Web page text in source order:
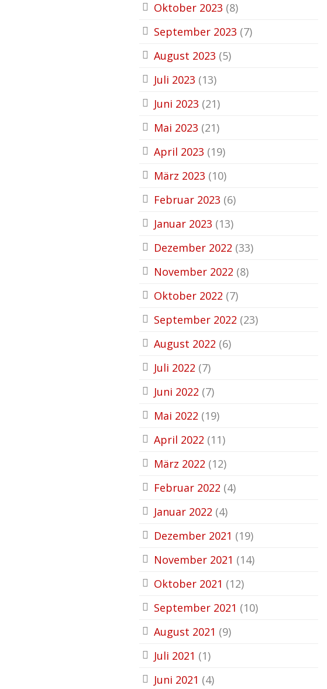
Oktober 2023 (8)
September 2023 (7)
August 2023 (5)
Juli 2023 (13)
Juni 2023 (21)
Mai 2023 (21)
April 2023 (19)
März 2023 (10)
Februar 2023 (6)
Januar 2023 (13)
Dezember 2022 (33)
November 2022 (8)
Oktober 2022 (7)
September 2022 (23)
August 2022 (6)
Juli 2022 (7)
Juni 2022 (7)
Mai 2022 (19)
April 2022 (11)
März 2022 (12)
Februar 2022 (4)
Januar 2022 (4)
Dezember 2021 (19)
November 2021 (14)
Oktober 2021 (12)
September 2021 (10)
August 2021 (9)
Juli 2021 (1)
Juni 2021 (4)